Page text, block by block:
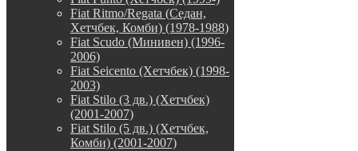
Fiat Ritmo/Regata (Седан,
Хетчбек, Комби) (1978-1988)
Fiat Scudo (Минивен) (1996-
2006)
Fiat Seicento (Хетчбек) (1998-
2003)
Fiat Stilo (3 дв.) (Хетчбек)
(2001-2007)
Fiat Stilo (5 дв.) (Хетчбек,
Комби) (2001-2007)